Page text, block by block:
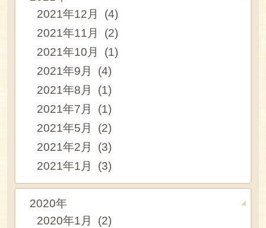
2021年12月 (4)
2021年11月 (2)
2021年10月 (1)
2021年9月 (4)
2021年8月 (1)
2021年7月 (1)
2021年5月 (2)
2021年2月 (3)
2021年1月 (3)
2020年
2020年1月 (2)